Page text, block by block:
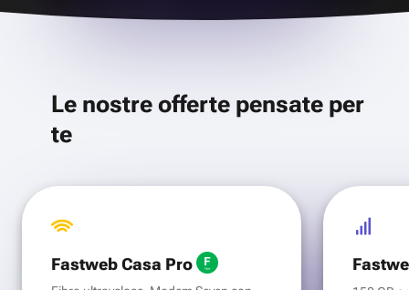
Le nostre offerte pensate per
te
Fastweb Casa Pro